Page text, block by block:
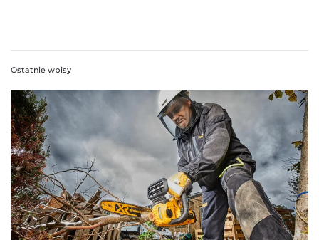
Ostatnie wpisy